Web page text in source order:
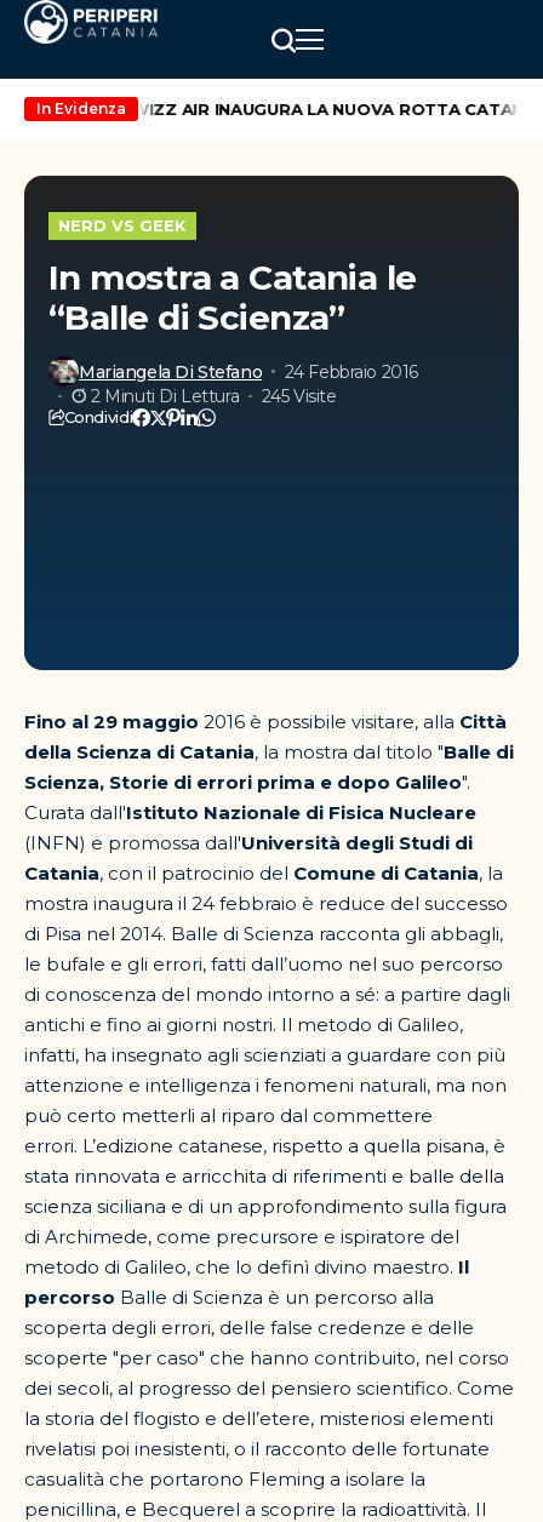
In Evidenza
di maggio WIZZ AIR INAUGURA LA NUOVA ROTTA CATANIA –
NERD VS GEEK
In mostra a Catania le
“Balle di Scienza”
Mariangela Di Stefano
24 Febbraio 2016
2 Minuti Di Lettura
245 Visite
Condividi
Fino al 29 maggio 2016 è possibile visitare, alla Città
della Scienza di Catania, la mostra dal titolo "Balle di
Scienza, Storie di errori prima e dopo Galileo".
Curata dall'Istituto Nazionale di Fisica Nucleare
(INFN) e promossa dall'Università degli Studi di
Catania, con il patrocinio del Comune di Catania, la
mostra inaugura il 24 febbraio è reduce del successo
di Pisa nel 2014. Balle di Scienza racconta gli abbagli,
le bufale e gli errori, fatti dall’uomo nel suo percorso
di conoscenza del mondo intorno a sé: a partire dagli
antichi e fino ai giorni nostri. Il metodo di Galileo,
infatti, ha insegnato agli scienziati a guardare con più
attenzione e intelligenza i fenomeni naturali, ma non
può certo metterli al riparo dal commettere
errori. L’edizione catanese, rispetto a quella pisana, è
stata rinnovata e arricchita di riferimenti e balle della
scienza siciliana e di un approfondimento sulla figura
di Archimede, come precursore e ispiratore del
metodo di Galileo, che lo definì divino maestro. Il
percorso Balle di Scienza è un percorso alla
scoperta degli errori, delle false credenze e delle
scoperte "per caso" che hanno contribuito, nel corso
dei secoli, al progresso del pensiero scientifico. Come
la storia del flogisto e dell’etere, misteriosi elementi
rivelatisi poi inesistenti, o il racconto delle fortunate
casualità che portarono Fleming a isolare la
penicillina, e Becquerel a scoprire la radioattività. Il